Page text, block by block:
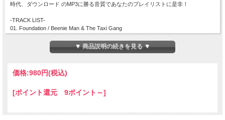
時代、ダウンロード のMP3に勝る音質であなたのプレイリストに是非！
-TRACK LIST-
01. Foundation / Beenie Man & The Taxi Gang
02. Goggle / Tanya Stephens
03. Dwayne / Red Rat
04. Eh-Em / Lady Saw
05. Oysters & Conch / Beenie Man
06. Praise Ye Jah / Sizzla
07. Raid The Barn / Anthony B
09. Big Man, Little Youth / Red Rat & Goofy
12. Limited Edition / Degree
▼ 商品説明の続きを見る ▼
価格:980円(税込)
[ポイント還元 9ポイント～]